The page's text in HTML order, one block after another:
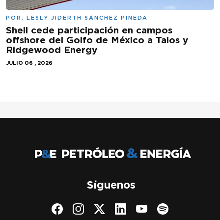
POR: LESLY JIDERTH SÁNCHEZ PINEDA
Shell cede participación en campos
offshore del Golfo de México a Talos y
Ridgewood Energy
JULIO 06 , 2026
Síguenos